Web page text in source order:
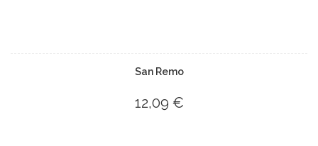
San Remo
12,09 €